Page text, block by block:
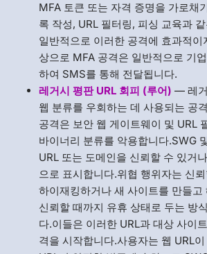
MFA 토큰 또는 자격 증명을 가로채
록 작성, URL 필터링, 피싱 교육과
일반적으로 이러한 공격에 효과적
상으로 MFA 공격은 일반적으로 기
하여 SMS를 통해 전달됩니다.
레거시 평판 URL 회피 (루어) — 레
웹 분류를 우회하는 데 사용되는 공
공격은 보안 웹 게이트웨이 및 URL
바이너리 분류를 악용합니다.SWG
URL 또는 도메인을 신뢰할 수 있거
으로 표시합니다.위협 행위자는 신
하이재킹하거나 새 사이트를 만들고
신뢰할 때까지 유휴 상태로 두는 방
다.이들은 이러한 URL과 대상 사이
격을 시작합니다.사용자는 웹 URL